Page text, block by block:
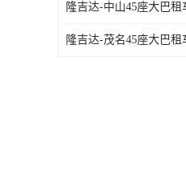
隆吉达-中山45座大巴租
隆吉达-茂名45座大巴租